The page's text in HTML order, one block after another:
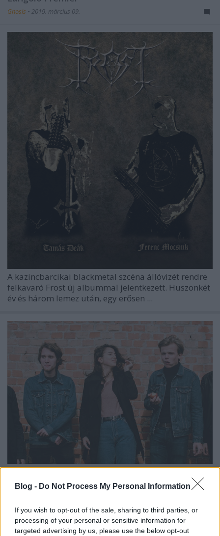
Blog - Do Not Process My Personal Information
If you wish to opt-out of the sale, sharing to third parties, or
processing of your personal or sensitive information for
targeted advertising by us, please use the below opt-out
Gnosis • 2019. március 09.
A kazincbarcikai blackmetal szcéna állóvizét rendre
felkavaró Frost új albummal jelentkezett. Huszonkét
év és három lemez után, egy erősen ...
Zajos, néha melankolikus indie rock -
Itt a Peer Pressure második EP-je